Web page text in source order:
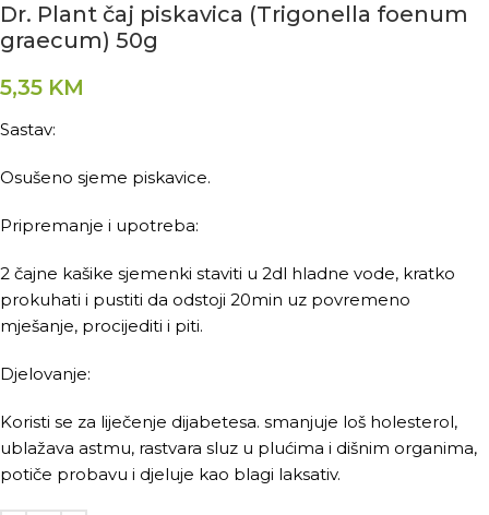
Dr. Plant čaj piskavica (Trigonella foenum
graecum) 50g
5,35 KM
Sastav:
Osušeno sjeme piskavice.
Pripremanje i upotreba:
2 čajne kašike sjemenki staviti u 2dl hladne vode, kratko
prokuhati i pustiti da odstoji 20min uz povremeno
mješanje, procijediti i piti.
Djelovanje:
Koristi se za liječenje dijabetesa. smanjuje loš holesterol,
ublažava astmu, rastvara sluz u plućima i dišnim organima,
potiče probavu i djeluje kao blagi laksativ.